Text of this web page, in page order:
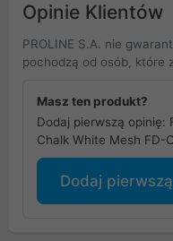
Opinie Klientów
PROLINE S.A. nie
pochodzą od osób, które
Masz ten produkt?
Dodaj pierwszą opinię:
Chalk White Mesh FD-
Dodaj